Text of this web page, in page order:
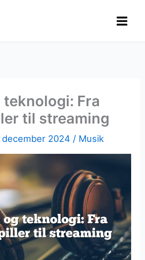
teknologi: Fra
til streaming
december 2024 / Musik